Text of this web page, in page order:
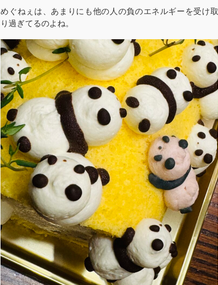
めぐねぇは、あまりにも他の人の負のエネルギーを受け取
り過ぎてるのよね。